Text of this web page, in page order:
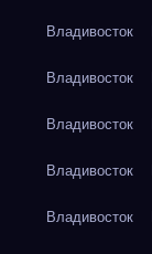
Владивосток
Владивосток
Владивосток
Владивосток
Владивосток